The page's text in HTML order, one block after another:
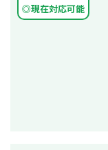
◎現在対応可能